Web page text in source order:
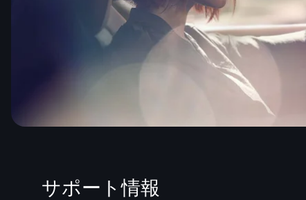
サポート情報